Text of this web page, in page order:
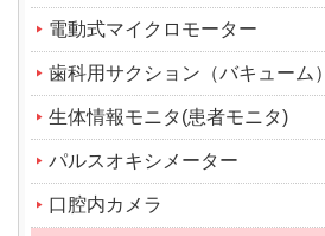
電動式マイクロモーター
歯科用サクション（バキューム）
生体情報モニタ(患者モニタ)
パルスオキシメーター
口腔内カメラ